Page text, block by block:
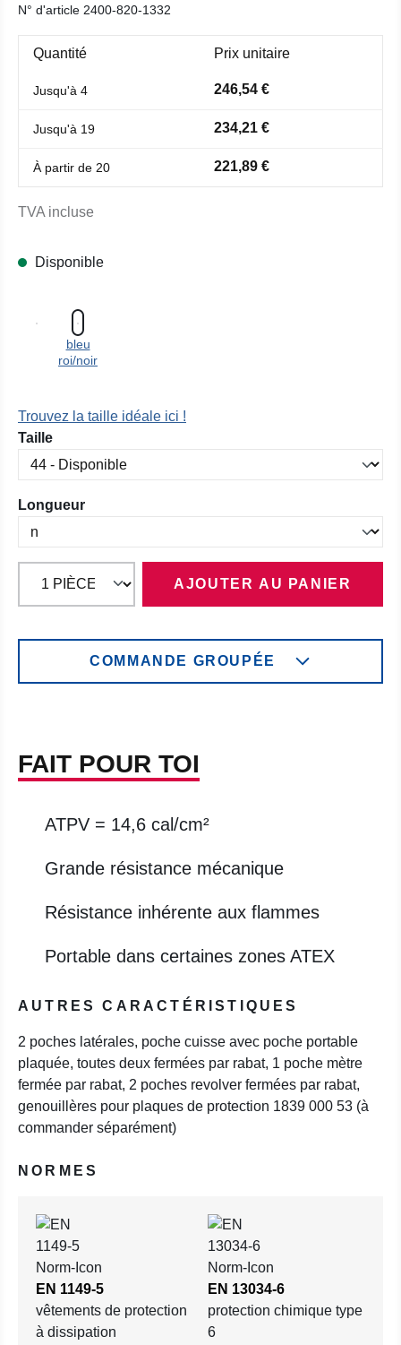
N° d'article 2400-820-1332
Quantité Prix unitaire
Jusqu'à 4 246,54 €
Jusqu'à 19 234,21 €
À partir de 20 221,89 €
TVA incluse
Disponible
bleu
roi/noir
Trouvez la taille idéale ici !
Sélectionnez
Taille
Sélectionnez
Longueur
AJOUTER AU PANIER
COMMANDE GROUPÉE
FAIT POUR TOI
ATPV = 14,6 cal/cm²
Grande résistance mécanique
Résistance inhérente aux flammes
Portable dans certaines zones ATEX
AUTRES CARACTÉRISTIQUES
2 poches latérales, poche cuisse avec poche portable
plaquée, toutes deux fermées par rabat, 1 poche mètre
fermée par rabat, 2 poches revolver fermées par rabat,
genouillères pour plaques de protection 1839 000 53 (à
commander séparément)
NORMES
EN 1149-5
vêtements de protection
à dissipation
EN 13034-6
protection chimique type
6